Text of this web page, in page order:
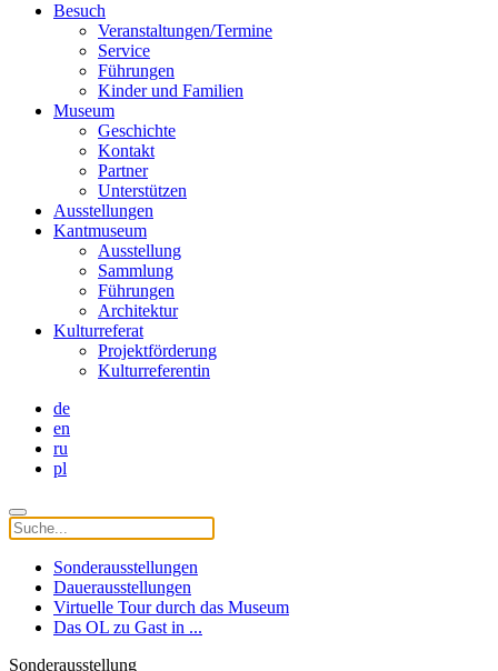
Besuch
Veranstaltungen/Termine
Service
Führungen
Kinder und Familien
Museum
Geschichte
Kontakt
Partner
Unterstützen
Ausstellungen
Kantmuseum
Ausstellung
Sammlung
Führungen
Architektur
Kulturreferat
Projektförderung
Kulturreferentin
de
en
ru
pl
Sonderausstellungen
Dauerausstellungen
Virtuelle Tour durch das Museum
Das OL zu Gast in ...
Sonderausstellung